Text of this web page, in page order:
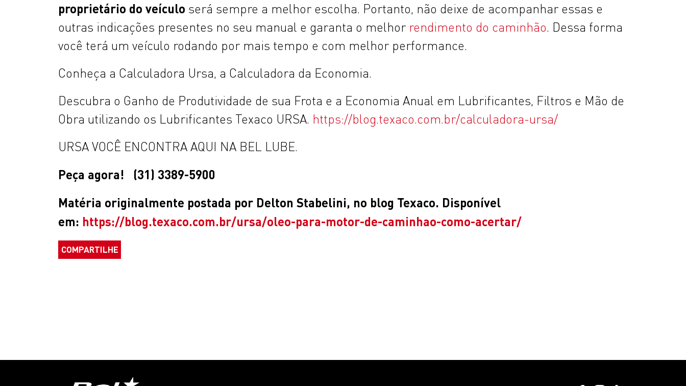
proprietário do veículo será sempre a melhor escolha. Portanto, não deixe de acompanhar essas e
outras indicações presentes no seu manual e garanta o melhor rendimento do caminhão. Dessa forma
você terá um veículo rodando por mais tempo e com melhor performance.
Conheça a Calculadora Ursa, a Calculadora da Economia.
Descubra o Ganho de Produtividade de sua Frota e a Economia Anual em Lubrificantes, Filtros e Mão de
Obra utilizando os Lubrificantes Texaco URSA. https://blog.texaco.com.br/calculadora-ursa/
URSA VOCÊ ENCONTRA AQUI NA BEL LUBE.
Peça agora!
(31) 3389-5900
Matéria originalmente postada por Delton Stabelini, no blog Texaco. Disponível
em: https://blog.texaco.com.br/ursa/oleo-para-motor-de-caminhao-como-acertar/
COMPARTILHE